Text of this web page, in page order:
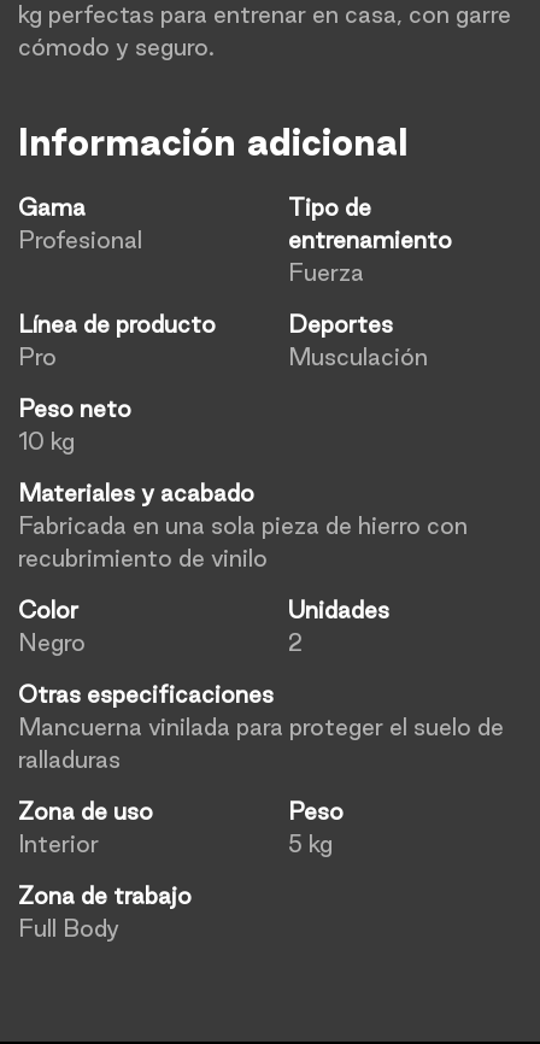
kg perfectas para entrenar en casa, con garre
cómodo y seguro.
Información adicional
Gama
Profesional
Tipo de
entrenamiento
Fuerza
Línea de producto
Pro
Deportes
Musculación
Peso neto
10 kg
Materiales y acabado
Fabricada en una sola pieza de hierro con
recubrimiento de vinilo
Color
Negro
Unidades
2
Otras especificaciones
Mancuerna vinilada para proteger el suelo de
ralladuras
Zona de uso
Interior
Peso
5 kg
Zona de trabajo
Full Body